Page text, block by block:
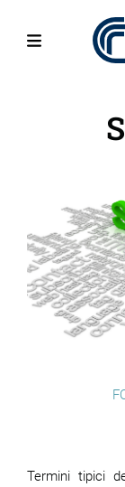
Termini tipici